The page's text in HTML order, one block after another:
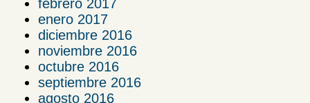
febrero 2017
enero 2017
diciembre 2016
noviembre 2016
octubre 2016
septiembre 2016
agosto 2016